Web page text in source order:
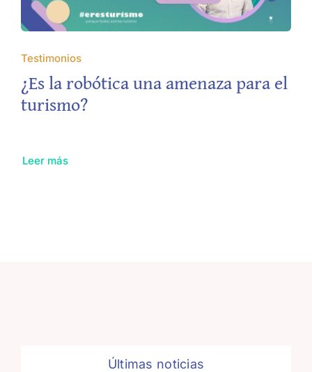
Testimonios
¿Es la robótica una amenaza para el
turismo?
Leer más
Últimas noticias